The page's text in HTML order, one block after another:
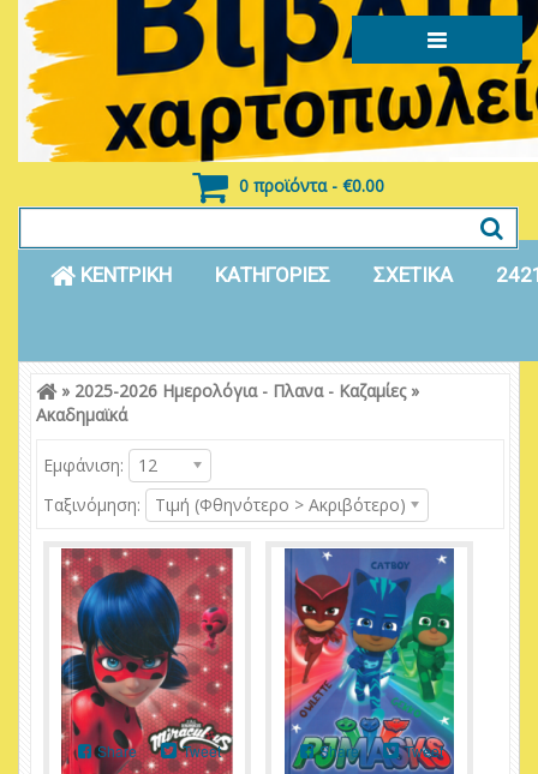
0 προϊόντα - €0.00
ΚΕΝΤΡΙΚΗ ΚΑΤΗΓΟΡΙΕΣ ΣΧΕΤΙΚΑ
Είσοδος Εγγραφή
» 2025-2026 Ημερολόγια - Πλανα - Καζαμίες»
Ακαδημαϊκά
Εμφάνιση:
12
Ταξινόμηση:
Τιμή (Φθηνότερο > Ακριβότερο)
Share Tweet Share Tweet